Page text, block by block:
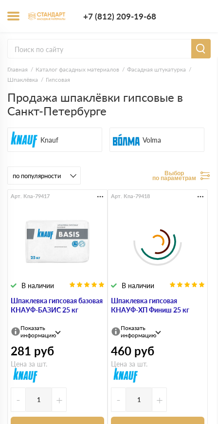
+7 (812) 209-19-68
Главная Каталог фасадных материалов
Фасадная штукатурка
Шпаклёвка
Гипсовая
Продажа шпаклёвки гипсовые в
Санкт-Петербурге
Knauf Volma
Выбор
по параметрам
Шпаклевка гипсовая базовая
КНАУФ-БАЗИС 25 кг
В наличии
Арт. Kna-79417
Показать
информацию
281 руб
Цена за шт.
- +
Шпаклевка гипсовая
КНАУФ-ХП Финиш 25 кг
В наличии
Арт. Kna-79418
Показать
информацию
460 руб
Цена за шт.
- +